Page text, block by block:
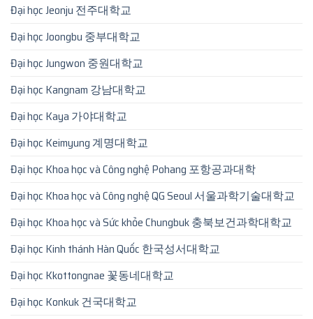
Đại học Jeonju 전주대학교
Đại học Joongbu 중부대학교
Đại học Jungwon 중원대학교
Đại học Kangnam 강남대학교
Đại học Kaya 가야대학교
Đại học Keimyung 계명대학교
Đại học Khoa học và Công nghệ Pohang 포항공과대학
Đại học Khoa học và Công nghệ QG Seoul 서울과학기술대학교
Đại học Khoa học và Sức khỏe Chungbuk 충북보건과학대학교
Đại học Kinh thánh Hàn Quốc 한국성서대학교
Đại học Kkottongnae 꽃동네대학교
Đại học Konkuk 건국대학교